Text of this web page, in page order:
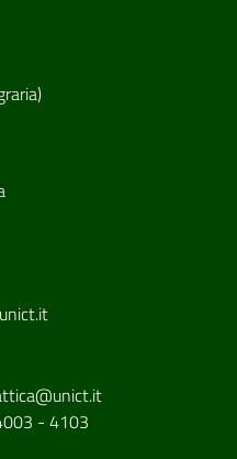
- 4103